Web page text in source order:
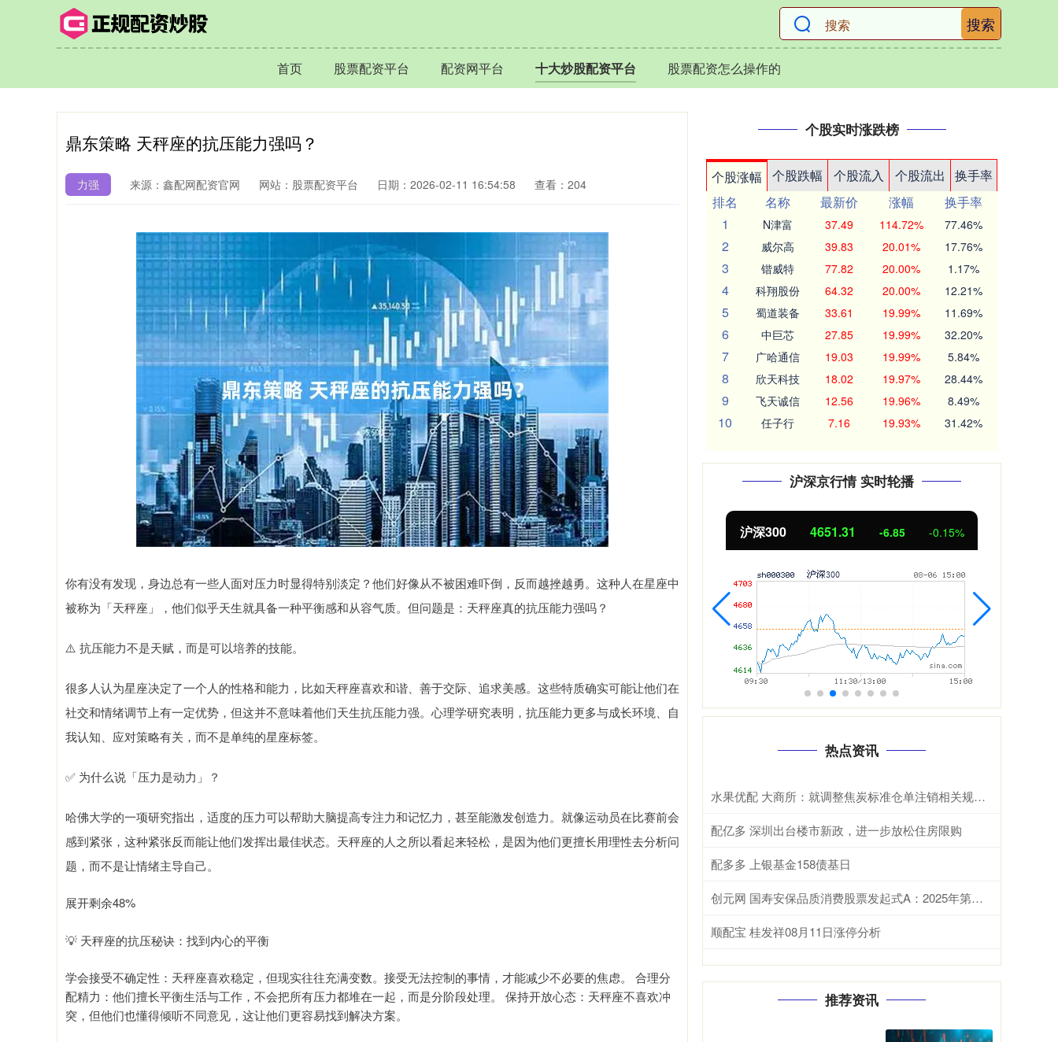
搜索
首页 股票配资平台 配资网平台 十大炒股配资平台 股票配资怎么操作的
鼎东策略 天秤座的抗压能力强吗？
力强 来源：鑫配网配资官网 网站：股票配资平台 日期：2026-02-11 16:54:58 查看：204
你有没有发现，身边总有一些人面对压力时显得特别淡定？他们好像从不被困难吓倒，反而越挫越勇。这种人在星座中
被称为「天秤座」，他们似乎天生就具备一种平衡感和从容气质。但问题是：天秤座真的抗压能力强吗？
⚠️ 抗压能力不是天赋，而是可以培养的技能。
很多人认为星座决定了一个人的性格和能力，比如天秤座喜欢和谐、善于交际、追求美感。这些特质确实可能让他们在
社交和情绪调节上有一定优势，但这并不意味着他们天生抗压能力强。心理学研究表明，抗压能力更多与成长环境、自
我认知、应对策略有关，而不是单纯的星座标签。
✅ 为什么说「压力是动力」？
哈佛大学的一项研究指出，适度的压力可以帮助大脑提高专注力和记忆力，甚至能激发创造力。就像运动员在比赛前会
感到紧张，这种紧张反而能让他们发挥出最佳状态。天秤座的人之所以看起来轻松，是因为他们更擅长用理性去分析问
题，而不是让情绪主导自己。
展开剩余48%
💡 天秤座的抗压秘诀：找到内心的平衡
学会接受不确定性：天秤座喜欢稳定，但现实往往充满变数。接受无法控制的事情，才能减少不必要的焦虑。 合理分
配精力：他们擅长平衡生活与工作，不会把所有压力都堆在一起，而是分阶段处理。 保持开放心态：天秤座不喜欢冲
突，但他们也懂得倾听不同意见，这让他们更容易找到解决方案。
个股实时涨跌榜
个股涨幅 个股跌幅 个股流入 个股流出
换手率
排名
名称 最新价 涨幅
换手率
1
N津富 37.49 114.72% 77.46%
2 威尔高 39.83 20.01% 17.76%
3 锴威特 77.82 20.00% 1.17%
4 科翔股份 64.32 20.00% 12.21%
5 蜀道装备 33.61 19.99% 11.69%
6 中巨芯 27.85 19.99% 32.20%
7 广哈通信 19.03 19.99% 5.84%
8 欣天科技 18.02 19.97% 28.44%
9 飞天诚信 12.56 19.96% 8.49%
10 任子行 7.16 19.93% 31.42%
沪深京行情 实时轮播
上证指数 3900.35 21.92 0.57% 深证成指 14110.12 -34.08 沪深300 4651.31 -6.85 -0.15%
热点资讯
水果优配 大商所：就调整焦炭标准仓单注销相关规定公开征求意见
配亿多 深圳出台楼市新政，进一步放松住房限购
配多多 上银基金158债基日
创元网 国寿安保品质消费股票发起式A：2025年第二季度利润129万元 净值增长率14%
顺配宝 桂发祥08月11日涨停分析
推荐资讯